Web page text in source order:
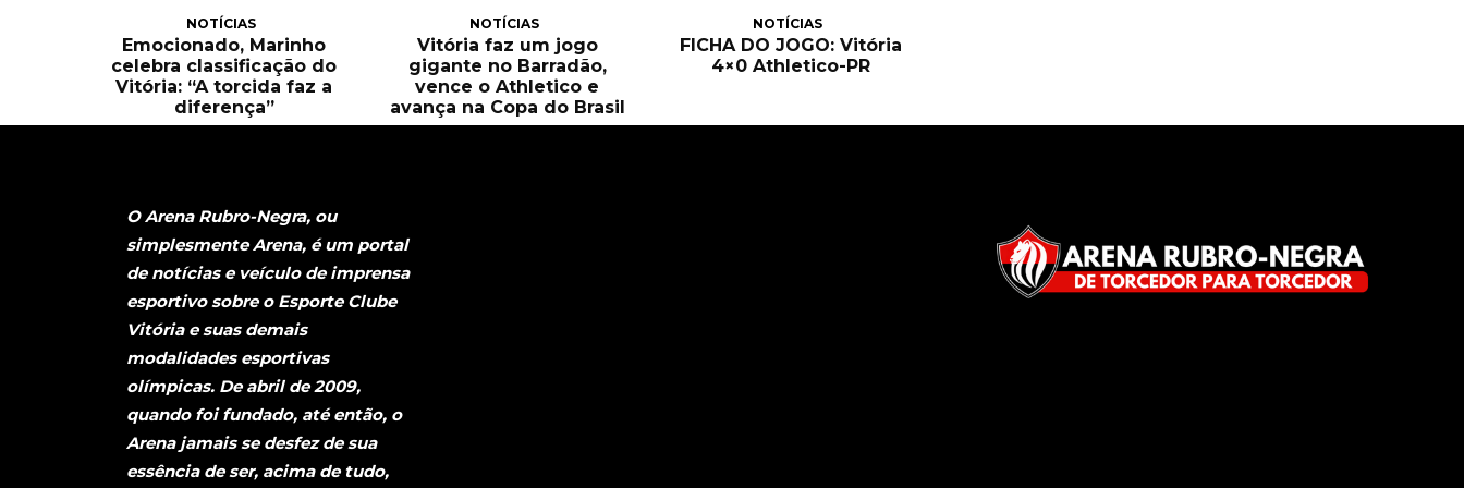
NOTÍCIAS
Emocionado, Marinho
celebra classificação do
Vitória: “A torcida faz a
diferença”
NOTÍCIAS
Vitória faz um jogo
gigante no Barradão,
vence o Athletico e
avança na Copa do Brasil
NOTÍCIAS
FICHA DO JOGO: Vitória
4×0 Athletico-PR
O Arena Rubro-Negra, ou
simplesmente Arena, é um portal
de notícias e veículo de imprensa
esportivo sobre o Esporte Clube
Vitória e suas demais
modalidades esportivas
olímpicas. De abril de 2009,
quando foi fundado, até então, o
Arena jamais se desfez de sua
essência de ser, acima de tudo,